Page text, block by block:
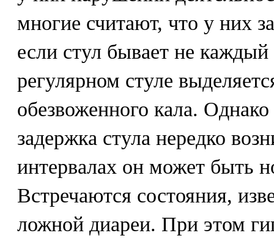
многие считают, что у них
если стул бывает не
регулярном стуле
обезвоженного кала.
задержка стула нередко
интервалах он может быть
Встречаются состояния,
ложной диареи. При этом